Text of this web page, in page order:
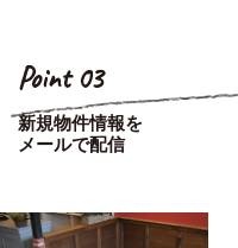
Point 03
新規物件情報を
メールで配信